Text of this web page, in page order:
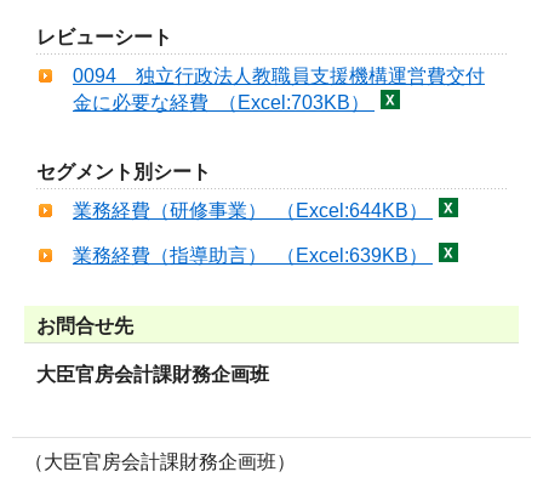
レビューシート
0094 独立行政法人教職員支援機構運営費交付
金に必要な経費 （Excel:703KB）
セグメント別シート
業務経費（研修事業） （Excel:644KB）
業務経費（指導助言） （Excel:639KB）
お問合せ先
大臣官房会計課財務企画班
（大臣官房会計課財務企画班）